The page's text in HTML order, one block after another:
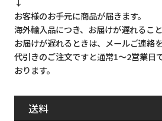
お客様のお手元に商品が届きます。
海外輸入品につき、お届けが遅れること
お届けが遅れるときは、メールご連絡
代引きのご注文ですと通常1～2営業日
おります。
送料